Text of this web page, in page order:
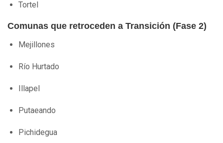
Tortel
Comunas que retroceden a Transición (Fase 2)
Mejillones
Río Hurtado
Illapel
Putaeando
Pichidegua